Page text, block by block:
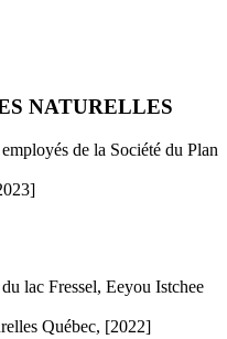
NATURELLES
de la Société du Plan
lac Fressel, Eeyou Istchee
Québec, [2022]